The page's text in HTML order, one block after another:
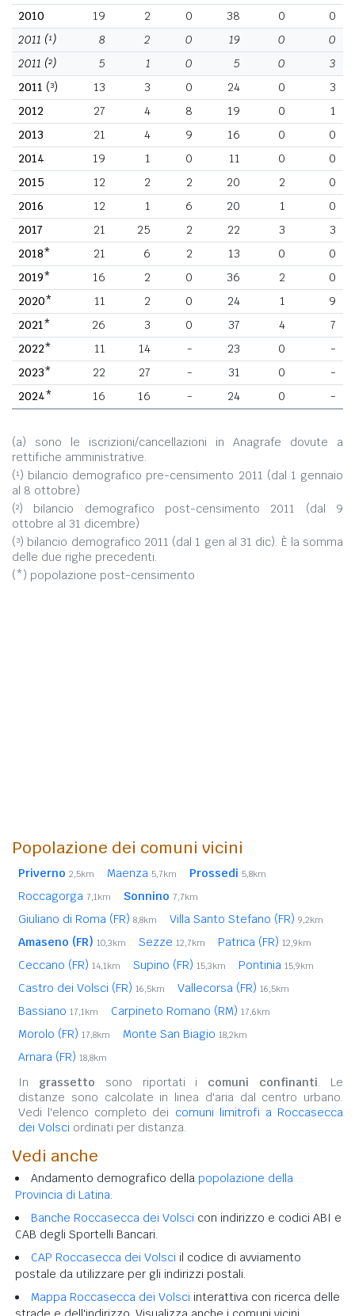
2010
19 2 0 38 0
0
2011 (¹) 8 2 0 19 0
0
2011 (²) 5 1 0 5 0
3
2011 (³) 13 3 0 24 0
3
2012
27 4 8 19 0
1
2013
21 4 9 16 0
0
2014
19 1 0 11 0
0
2015
12 2 2 20 2
0
2016
12 1 6 20 1
0
2017
21 25 2 22 3
3
2018*
21 6 2 13 0
0
2019*
16 2 0 36 2
0
2020*
11 2 0 24 1
9
2021*
26 3 0 37 4
7
2022*
11 14 - 23 0
-
2023*
22 27 - 31 0
-
2024*
16 16 - 24 0 -
(a) sono le iscrizioni/cancellazioni in Anagrafe dovute a
rettifiche amministrative.
(¹) bilancio demografico pre-censimento 2011 (dal 1 gennaio
al 8 ottobre)
(²) bilancio demografico post-censimento 2011 (dal 9
ottobre al 31 dicembre)
(³) bilancio demografico 2011 (dal 1 gen al 31 dic). È la somma
delle due righe precedenti.
(*) popolazione post-censimento
Popolazione dei comuni vicini
Priverno 2,5km Maenza 5,7km Prossedi 5,8km
Roccagorga 7,1km Sonnino 7,7km
Giuliano di Roma (FR) 8,8km Villa Santo Stefano (FR) 9,2km
Amaseno (FR) 10,3km Sezze 12,7km Patrica (FR) 12,9km
Ceccano (FR) 14,1km Supino (FR) 15,3km Pontinia 15,9km
Castro dei Volsci (FR) 16,5km Vallecorsa (FR) 16,5km
Bassiano 17,1km Carpineto Romano (RM) 17,6km
Morolo (FR) 17,8km Monte San Biagio 18,2km
Arnara (FR) 18,8km
In grassetto sono riportati i comuni confinanti. Le
distanze sono calcolate in linea d'aria dal centro urbano.
Vedi l'elenco completo dei comuni limitrofi a Roccasecca
dei Volsci ordinati per distanza.
Vedi anche
Andamento demografico della popolazione della
Provincia di Latina.
Banche Roccasecca dei Volsci con indirizzo e codici ABI e
CAB degli Sportelli Bancari.
CAP Roccasecca dei Volsci il codice di avviamento
postale da utilizzare per gli indirizzi postali.
Mappa Roccasecca dei Volsci interattiva con ricerca delle